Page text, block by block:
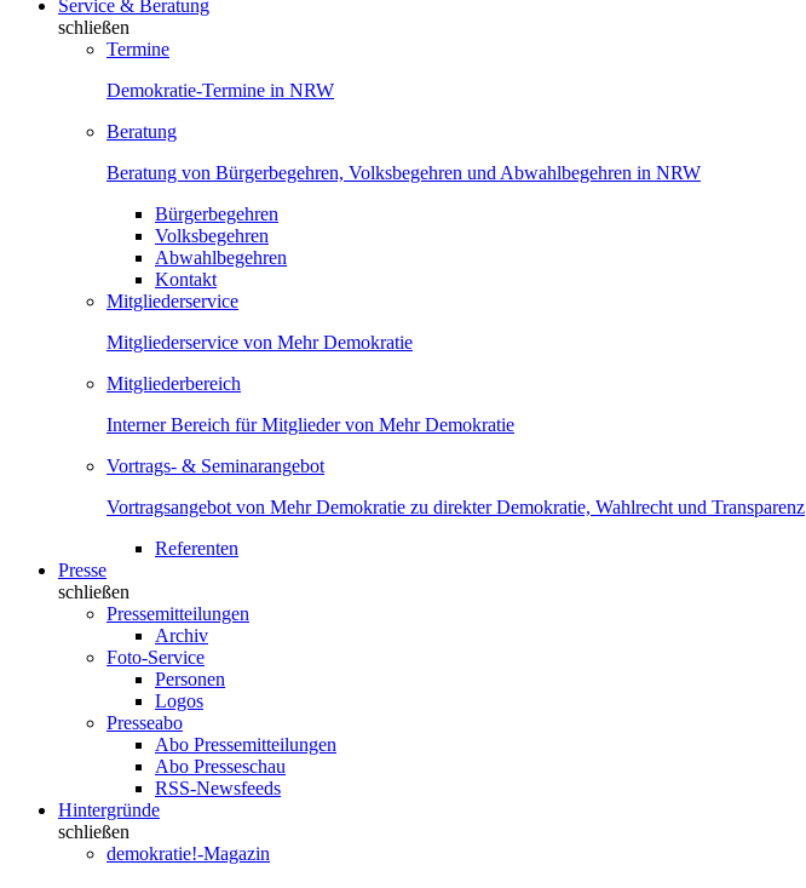
Service & Beratung
schließen
Termine
Demokratie-Termine in NRW
Beratung
Beratung von Bürgerbegehren, Volksbegehren und Abwahlbegehren in NRW
Bürgerbegehren
Volksbegehren
Abwahlbegehren
Kontakt
Mitgliederservice
Mitgliederservice von Mehr Demokratie
Mitgliederbereich
Interner Bereich für Mitglieder von Mehr Demokratie
Vortrags- & Seminarangebot
Vortragsangebot von Mehr Demokratie zu direkter Demokratie, Wahlrecht und Transparenz
Referenten
Presse
schließen
Pressemitteilungen
Archiv
Foto-Service
Personen
Logos
Presseabo
Abo Pressemitteilungen
Abo Presseschau
RSS-Newsfeeds
Hintergründe
schließen
demokratie!-Magazin